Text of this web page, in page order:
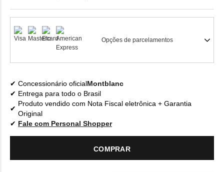
Opções de parcelamentos
Concessionário oficialMontblanc
Entrega para todo o Brasil
Produto vendido com Nota Fiscal eletrônica + Garantia
Original
Fale com Personal Shopper
COMPRAR